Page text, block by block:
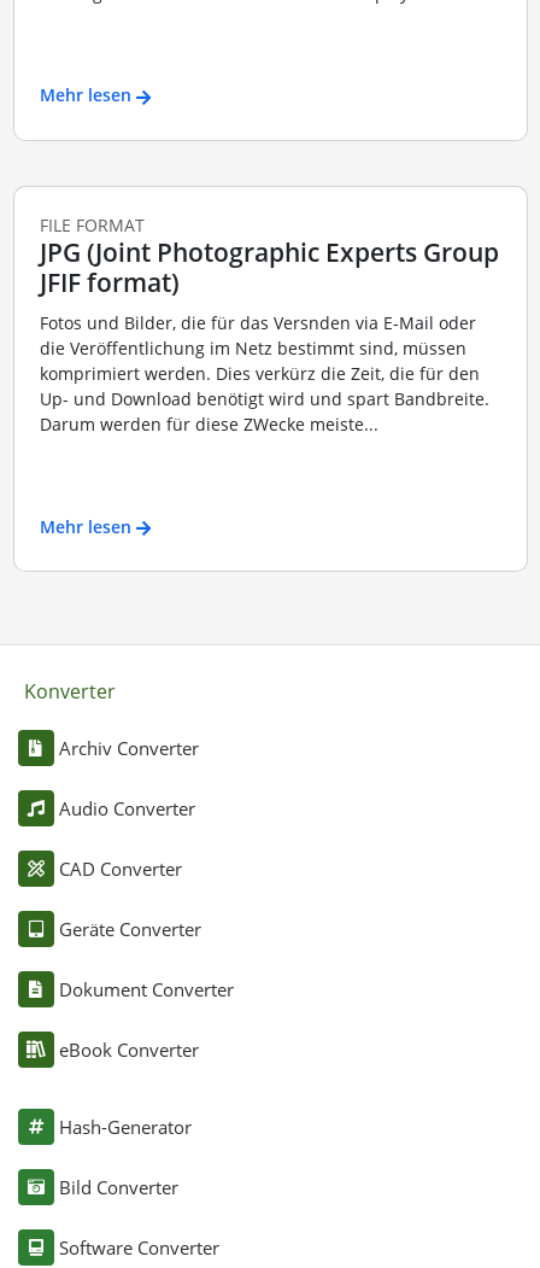
Mehr lesen
FILE FORMAT
JPG (Joint Photographic Experts Group
JFIF format)
Fotos und Bilder, die für das Versnden via E-Mail oder
die Veröffentlichung im Netz bestimmt sind, müssen
komprimiert werden. Dies verkürz die Zeit, die für den
Up- und Download benötigt wird und spart Bandbreite.
Darum werden für diese ZWecke meiste...
Mehr lesen
Konverter
Archiv Converter
Audio Converter
CAD Converter
Geräte Converter
Dokument Converter
eBook Converter
Hash-Generator
Bild Converter
Software Converter